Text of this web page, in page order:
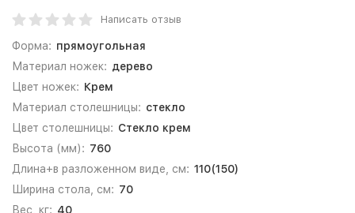
Написать отзыв
Форма: прямоугольная
Материал ножек: дерево
Цвет ножек: Крем
Материал столешницы: стекло
Цвет столешницы: Стекло крем
Высота (мм): 760
Длина+в разложенном виде, см: 110(150)
Ширина стола, см: 70
Вес, кг: 40